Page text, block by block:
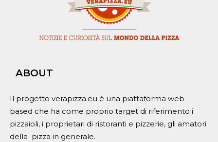
ABOUT
Il progetto verapizza.eu è una piattaforma web
based che ha come proprio target di riferimento i
pizzaioli, i proprietari di ristoranti e pizzerie, gli amatori
della pizza in generale.